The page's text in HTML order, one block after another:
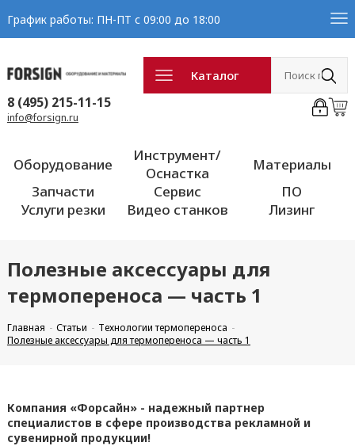
График работы: ПН-ПТ с 09:00 до 18:00
Каталог
8 (495) 215-11-15
info@forsign.ru
Оборудование
Инструмент/
Оснастка
Материалы
Запчасти
Сервис
ПО
Услуги резки
Видео станков Лизинг
Полезные аксессуары для
термопереноса — часть 1
Главная Статьи
Технологии термопереноса
Полезные аксессуары для термопереноса — часть 1
Компания «Форсайн» - надежный партнер
специалистов в сфере производства рекламной и
сувенирной продукции!